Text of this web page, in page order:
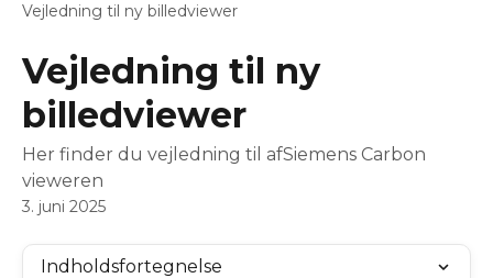
Vejledning til ny billedviewer
Vejledning til ny
billedviewer
Her finder du vejledning til afSiemens Carbon
vieweren
3. juni 2025
Indholdsfortegnelse